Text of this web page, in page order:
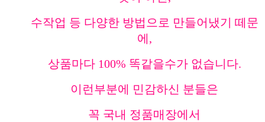
수작업 등 다양한 방법으로 만들어냈기 떼문
에,
상품마다 100% 똑같을수가 없습니다.
이런부분에 민감하신 분들은
꼭 국내 정품매장에서